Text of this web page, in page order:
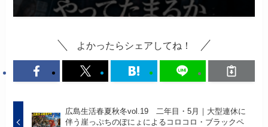
よかったらシェアしてね！
広島生活春夏秋冬vol.19 二年目・5月｜大型連休に
伴う崖っぷちのぽにょによるコロコロ・ブラックペ